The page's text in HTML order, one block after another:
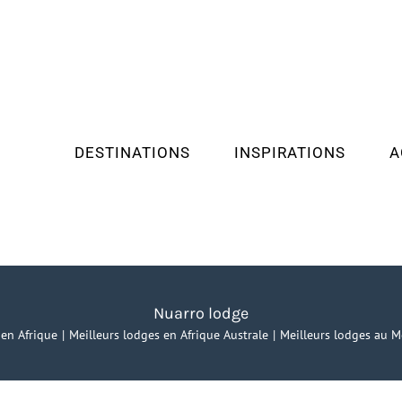
DESTINATIONS INSPIRATIONS
Nuarro lodge
Afrique Meilleurs lodges en Afrique Australe Meilleurs lodges au